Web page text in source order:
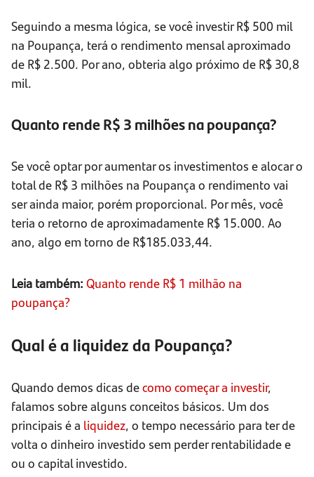
Seguindo a mesma lógica, se você investir R$ 500 mil
na Poupança, terá o rendimento mensal aproximado
de R$ 2.500. Por ano, obteria algo próximo de R$ 30,8
mil.
Quanto rende R$ 3 milhões na poupança?
Se você optar por aumentar os investimentos e alocar o
total de R$ 3 milhões na Poupança o rendimento vai
ser ainda maior, porém proporcional. Por mês, você
teria o retorno de aproximadamente R$ 15.000. Ao
ano, algo em torno de R$185.033,44.
Leia também: Quanto rende R$ 1 milhão na
poupança?
Qual é a liquidez da Poupança?
Quando demos dicas decomo começar a investir,
falamos sobre alguns conceitos básicos. Um dos
principais é a liquidez, o tempo necessário para ter de
volta o dinheiro investido sem perder rentabilidade e
ou o capital investido.